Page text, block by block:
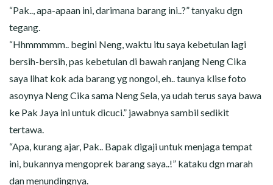
“Pak.., apa-apaan ini, darimana barang ini..?” tanyaku dgn
tegang.
“Hhmmmmm.. begini Neng, waktu itu saya kebetulan lagi
bersih-bersih, pas kebetulan di bawah ranjang Neng Cika
saya lihat kok ada barang yg nongol, eh.. taunya klise foto
asoynya Neng Cika sama Neng Sela, ya udah terus saya bawa
ke Pak Jaya ini untuk dicuci.” jawabnya sambil sedikit
tertawa.
“Apa, kurang ajar, Pak.. Bapak digaji untuk menjaga tempat
ini, bukannya mengoprek barang saya..!” kataku dgn marah
dan menundingnya.